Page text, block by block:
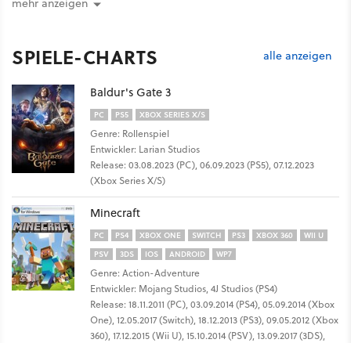
SPIELE-CHARTS alle anzeigen
Baldur's Gate 3
PC PS5 XBOX SERIES X/S
Genre: Rollenspiel
Entwickler: Larian Studios
Release: 03.08.2023 (PC), 06.09.2023 (PS5), 07.12.2023
(Xbox Series X/S)
Minecraft
PC PS4 XBOX ONE SWITCH PS3 XBOX 360
WII U
PSV
3DS IOS ANDROID WP7
Genre: Action-Adventure
Entwickler: Mojang Studios, 4J Studios (PS4)
Release: 18.11.2011 (PC), 03.09.2014 (PS4), 05.09.2014 (Xbox
One), 12.05.2017 (Switch), 18.12.2013 (PS3), 09.05.2012 (Xbox
360), 17.12.2015 (Wii U), 15.10.2014 (PSV), 13.09.2017 (3DS),